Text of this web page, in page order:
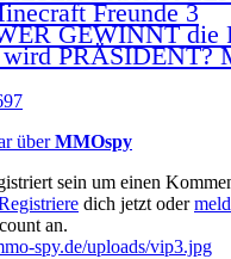
Freunde 3
GEWINNT die
PRÄSIDENT?
überMMOspy
sein um einen
dich jetzt oder
an.